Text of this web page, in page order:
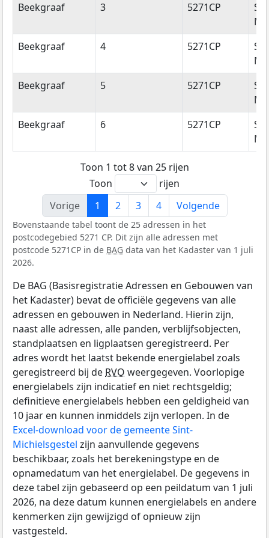
Beekgraaf
3 5271CP
Beekgraaf
4 5271CP
Beekgraaf
5 5271CP
Beekgraaf
6 5271CP
Toon 1 tot 8 van 25 rijen
Toon
rijen
Vorige
1 2 3 4 Volgende
Bovenstaande tabel toont de 25 adressen in het
postcodegebied 5271 CP. Dit zijn alle adressen met
postcode 5271CP in de BAG data van het Kadaster van 1 juli
2026.
De BAG (Basisregistratie Adressen en Gebouwen van
het Kadaster) bevat de officiële gegevens van alle
adressen en gebouwen in Nederland. Hierin zijn,
naast alle adressen, alle panden, verblijfsobjecten,
standplaatsen en ligplaatsen geregistreerd. Per
adres wordt het laatst bekende energielabel zoals
geregistreerd bij de RVO weergegeven. Voorlopige
energielabels zijn indicatief en niet rechtsgeldig;
definitieve energielabels hebben een geldigheid van
10 jaar en kunnen inmiddels zijn verlopen. In de
Excel-download voor de gemeente Sint-
Michielsgestel zijn aanvullende gegevens
beschikbaar, zoals het berekeningstype en de
opnamedatum van het energielabel. De gegevens in
deze tabel zijn gebaseerd op een peildatum van 1 juli
2026, na deze datum kunnen energielabels en andere
kenmerken zijn gewijzigd of opnieuw zijn
vastgesteld.